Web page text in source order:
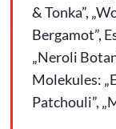
& Tonka”,
Bergamot”,
„Neroli
Molekules:
Patchouli”,